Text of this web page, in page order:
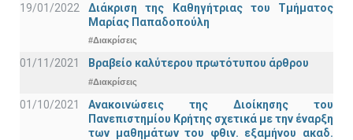
19/01/2022
Διάκριση της Καθηγήτριας του Τμήματος
Μαρίας Παπαδοπούλη
#Διακρίσεις
01/11/2021 Bραβείο καλύτερου πρωτότυπου άρθρου
#Διακρίσεις
01/10/2021
Ανακοινώσεις της Διοίκησης του
Πανεπιστημίου Κρήτης σχετικά με την έναρξη
των μαθημάτων του φθιν. εξαμήνου ακαδ.